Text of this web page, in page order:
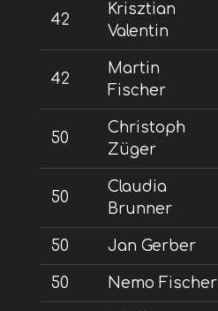
42
Krisztian
Valentin
42
Martin
Fischer
50
Christoph
Züger
50
Claudia
Brunner
50 Jan Gerber
50 Nemo Fischer